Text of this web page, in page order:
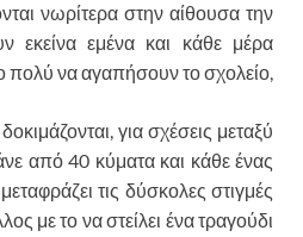
νωρίτερα στην αίθουσα την
εκείνα εμένα και κάθε μέρα
να αγαπήσουν το σχολείο,
για σχέσεις μεταξύ
από 40 κύματα και κάθε ένας
τις δύσκολες στιγμές
με το να στείλει ένα τραγούδι